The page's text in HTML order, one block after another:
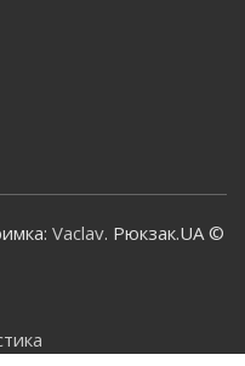
Vaclav. Рюкзак.UA ©